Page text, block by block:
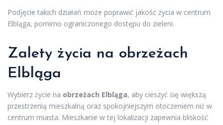
Podjęcie takich działań może poprawić jakość życia w centrum
Elbląga, pomimo ograniczonego dostępu do zieleni.
Zalety życia na obrzeżach
Elbląga
Wybierz życie na obrzeżach Elbląga, aby cieszyć się większą
przestrzenią mieszkalną oraz spokojniejszym otoczeniem niż w
centrum miasta. Mieszkanie w tej lokalizacji zapewnia bliskość